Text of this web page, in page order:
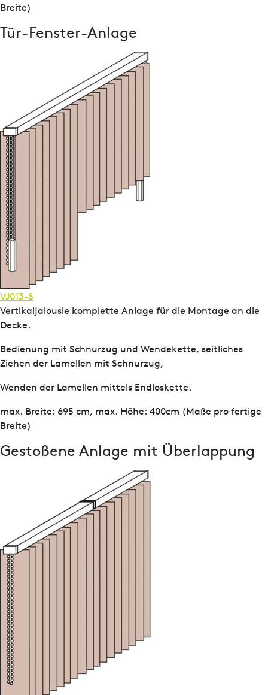
Breite)
Tür-Fenster-Anlage
VJ013-S
Vertikaljalousie komplette Anlage für die Montage an die
Decke.
Bedienung mit Schnurzug und Wendekette, seitliches
Ziehen der Lamellen mit Schnurzug,
Wenden der Lamellen mittels Endloskette.
max. Breite: 695 cm, max. Höhe: 400cm (Maße pro fertige
Breite)
Gestoßene Anlage mit Überlappung